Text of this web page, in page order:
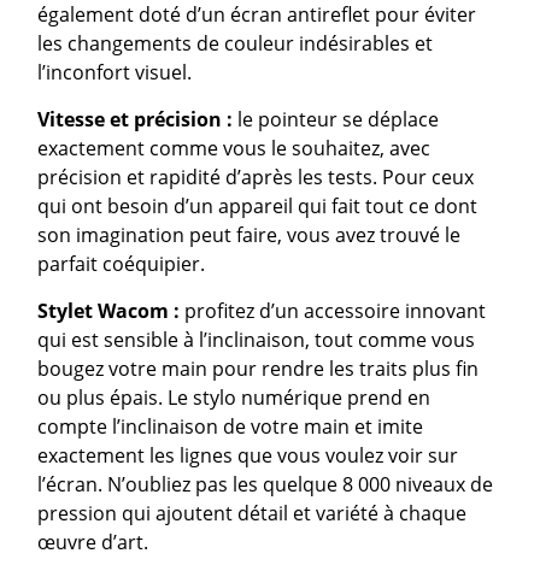
également doté d’un écran antireflet pour éviter
les changements de couleur indésirables et
l’inconfort visuel.
Vitesse et précision : le pointeur se déplace
exactement comme vous le souhaitez, avec
précision et rapidité d’après les tests. Pour ceux
qui ont besoin d’un appareil qui fait tout ce dont
son imagination peut faire, vous avez trouvé le
parfait coéquipier.
Stylet Wacom : profitez d’un accessoire innovant
qui est sensible à l’inclinaison, tout comme vous
bougez votre main pour rendre les traits plus fin
ou plus épais. Le stylo numérique prend en
compte l’inclinaison de votre main et imite
exactement les lignes que vous voulez voir sur
l’écran. N’oubliez pas les quelque 8 000 niveaux de
pression qui ajoutent détail et variété à chaque
œuvre d’art.